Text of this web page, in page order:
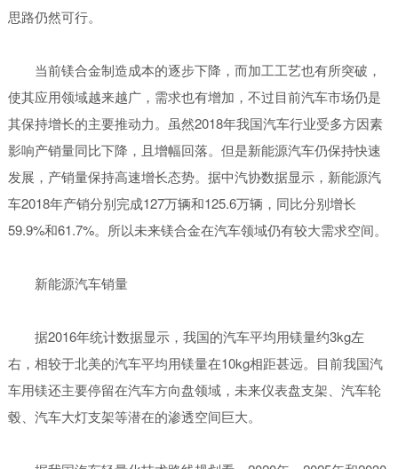
思路仍然可行。
当前镁合金制造成本的逐步下降，而加工工艺也有所突破，
使其应用领域越来越广，需求也有增加，不过目前汽车市场仍是
其保持增长的主要推动力。虽然2018年我国汽车行业受多方因素
影响产销量同比下降，且增幅回落。但是新能源汽车仍保持快速
发展，产销量保持高速增长态势。据中汽协数据显示，新能源汽
车2018年产销分别完成127万辆和125.6万辆，同比分别增长
59.9%和61.7%。所以未来镁合金在汽车领域仍有较大需求空间。
新能源汽车销量
据2016年统计数据显示，我国的汽车平均用镁量约3kg左
右，相较于北美的汽车平均用镁量在10kg相距甚远。目前我国汽
车用镁还主要停留在汽车方向盘领域，未来仪表盘支架、汽车轮
毂、汽车大灯支架等潜在的渗透空间巨大。